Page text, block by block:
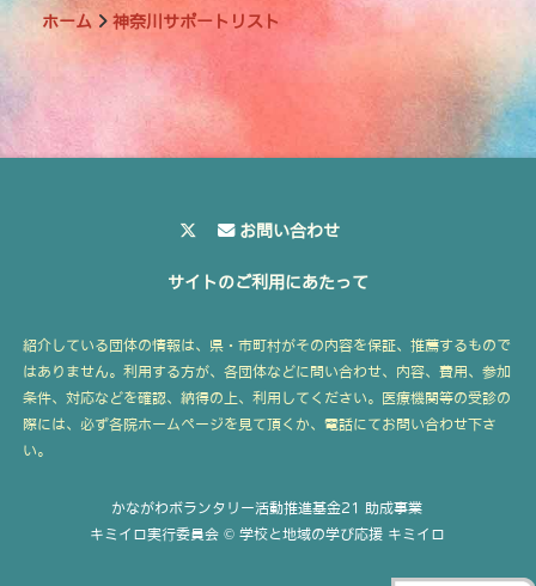
ホーム 神奈川サポートリスト
お問い合わせ
サイトのご利用にあたって
紹介している団体の情報は、県・市町村がその内容を保証、推薦するもので
はありません。利用する方が、各団体などに問い合わせ、内容、費用、参加
条件、対応などを確認、納得の上、利用してください。医療機関等の受診の
際には、必ず各院ホームページを見て頂くか、電話にてお問い合わせ下さ
い。
かながわボランタリー活動推進基金21 助成事業
キミイロ実行委員会 © 学校と地域の学び応援 キミイロ